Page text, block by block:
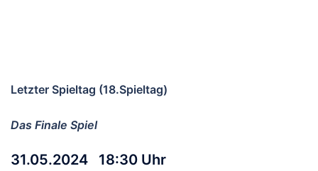
Letzter Spieltag (18.Spieltag)
Das Finale Spiel
31.05.2024 18:30 Uhr